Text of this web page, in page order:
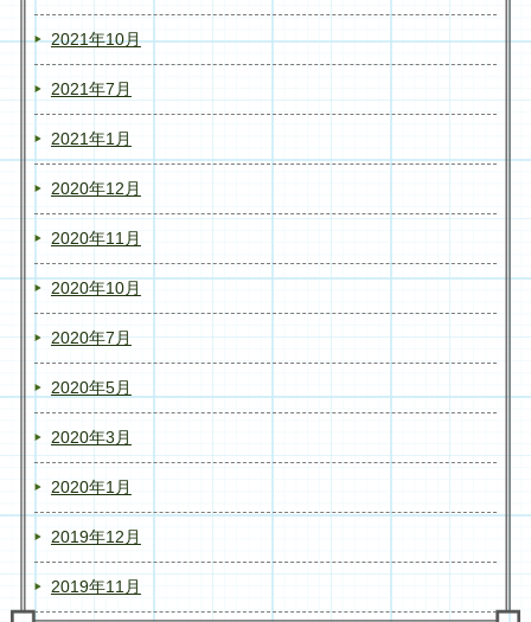
2021年10月
2021年7月
2021年1月
2020年12月
2020年11月
2020年10月
2020年7月
2020年5月
2020年3月
2020年1月
2019年12月
2019年11月